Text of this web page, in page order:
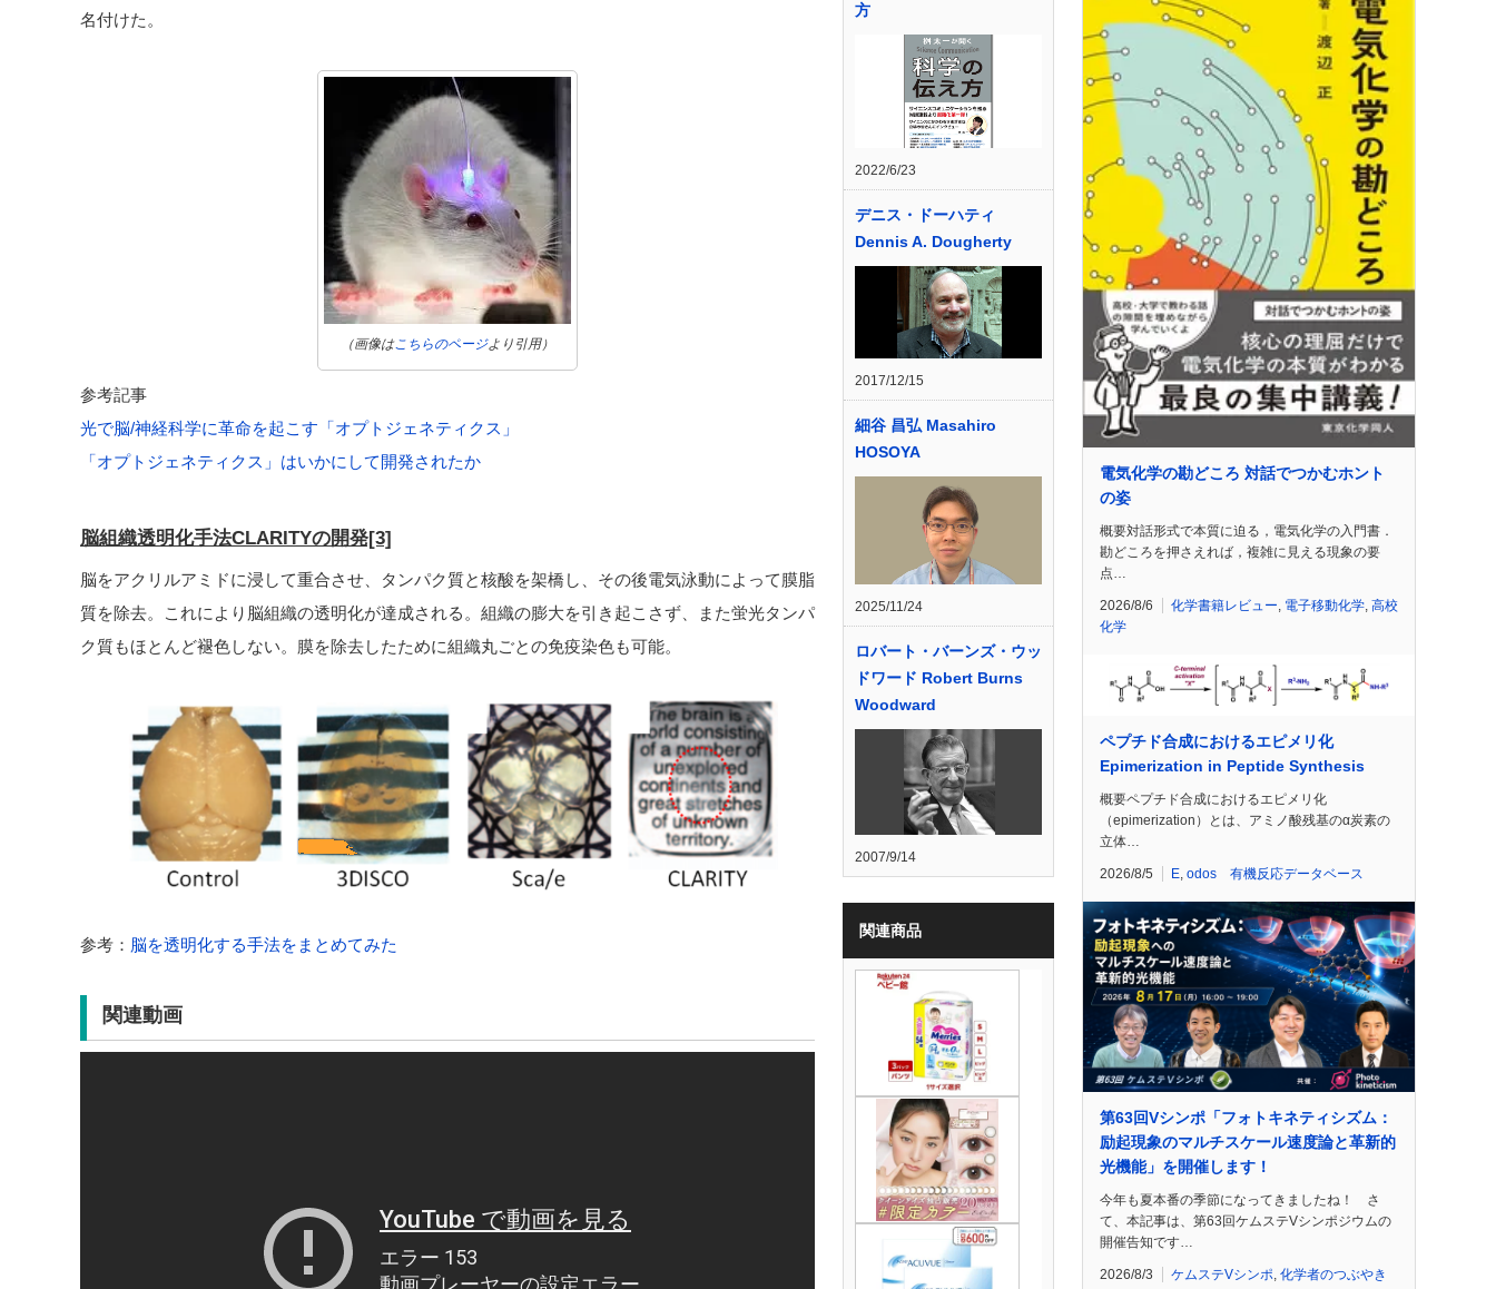
名付けた。
（画像はこちらのページより引用）
参考記事
光で脳/神経科学に革命を起こす「オプトジェネティクス」
「オプトジェネティクス」はいかにして開発されたか
脳組織透明化手法CLARITYの開発[3]
脳をアクリルアミドに浸して重合させ、タンパク質と核酸を架橋し、その後電気泳動によって膜脂
質を除去。これにより脳組織の透明化が達成される。組織の膨大を引き起こさず、また蛍光タンパ
ク質もほとんど褪色しない。膜を除去したために組織丸ごとの免疫染色も可能。
参考： 脳を透明化する手法をまとめてみた
関連動画
方
2022/6/23
デニス・ドーハティ
Dennis A. Dougherty
2017/12/15
細谷 昌弘 Masahiro
HOSOYA
2025/11/24
ロバート・バーンズ・ウッ
ドワード Robert Burns
Woodward
2007/9/14
関連商品
電気化学の勘どころ 対話でつかむホント
の姿
概要対話形式で本質に迫る，電気化学の入門書．
勘どころを押さえれば，複雑に見える現象の要
点…
2026/8/6 化学書籍レビュー 電子移動化学 高校
化学
ペプチド合成におけるエピメリ化
Epimerization in Peptide Synthesis
概要ペプチド合成におけるエピメリ化
（epimerization）とは、アミノ酸残基のα炭素の
立体…
2026/8/5 E odos 有機反応データベース
第63回Vシンポ「フォトキネティシズム：
励起現象のマルチスケール速度論と革新的
光機能」を開催します！
今年も夏本番の季節になってきましたね！ さ
て、本記事は、第63回ケムステVシンポジウムの
開催告知です…
2026/8/3 ケムステVシンポ, 化学者のつぶやき